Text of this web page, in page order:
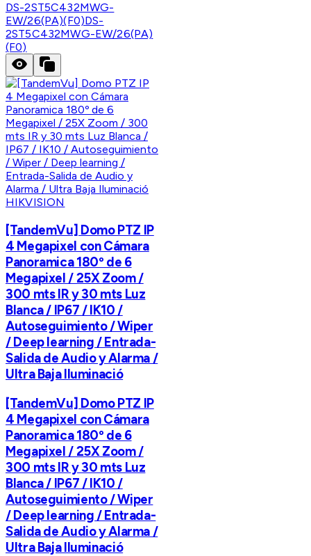
DS-2ST5C432MWG-
EW/26(PA)(F0)DS-
2ST5C432MWG-EW/26(PA)
(F0)
HIKVISION
[TandemVu] Domo PTZ IP
4 Megapixel con Cámara
Panoramica 180º de 6
Megapixel / 25X Zoom /
300 mts IR y 30 mts Luz
Blanca / IP67 / IK10 /
Autoseguimiento / Wiper
/ Deep learning / Entrada-
Salida de Audio y Alarma /
Ultra Baja Iluminació
[TandemVu] Domo PTZ IP
4 Megapixel con Cámara
Panoramica 180º de 6
Megapixel / 25X Zoom /
300 mts IR y 30 mts Luz
Blanca / IP67 / IK10 /
Autoseguimiento / Wiper
/ Deep learning / Entrada-
Salida de Audio y Alarma /
Ultra Baja Iluminació